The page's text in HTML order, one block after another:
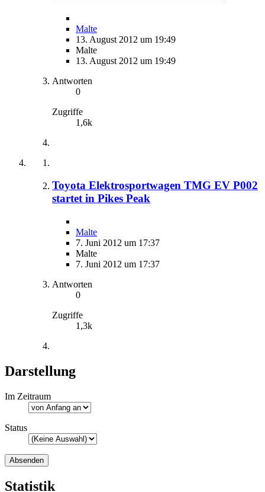
Malte
13. August 2012 um 19:49
Malte
13. August 2012 um 19:49
Antworten
0
Zugriffe
1,6k
Toyota Elektrosportwagen TMG EV P002
startet in Pikes Peak
Malte
7. Juni 2012 um 17:37
Malte
7. Juni 2012 um 17:37
Antworten
0
Zugriffe
1,3k
Darstellung
Im Zeitraum
Status
Statistik